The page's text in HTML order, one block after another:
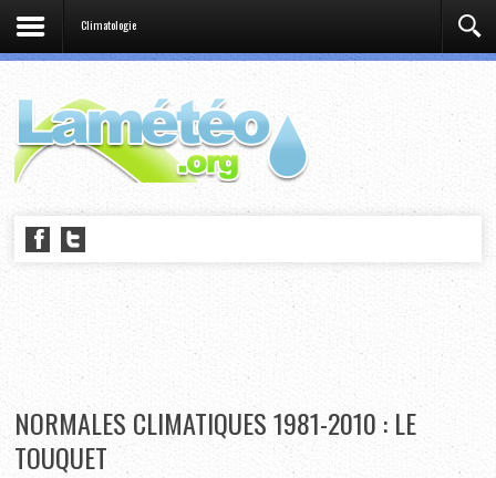
Climatologie
NORMALES CLIMATIQUES 1981-2010 : LE
TOUQUET